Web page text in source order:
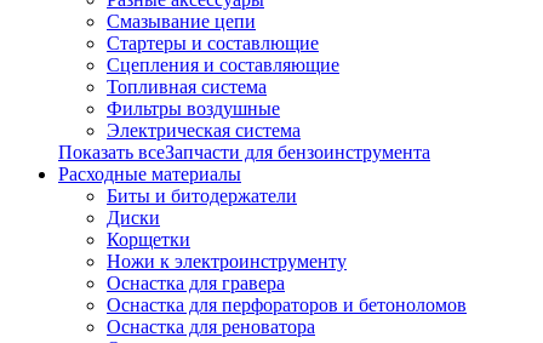
Смазывание цепи
Стартеры и составлющие
Сцепления и составляющие
Топливная система
Фильтры воздушные
Электрическая система
Показать всеЗапчасти для бензоинструмента
Расходные материалы
Биты и битодержатели
Диски
Корщетки
Ножи к электроинструменту
Оснастка для гравера
Оснастка для перфораторов и бетоноломов
Оснастка для реноватора